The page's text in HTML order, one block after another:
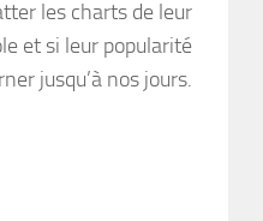
les charts de leur
et si leur popularité
jusqu’à nos jours.